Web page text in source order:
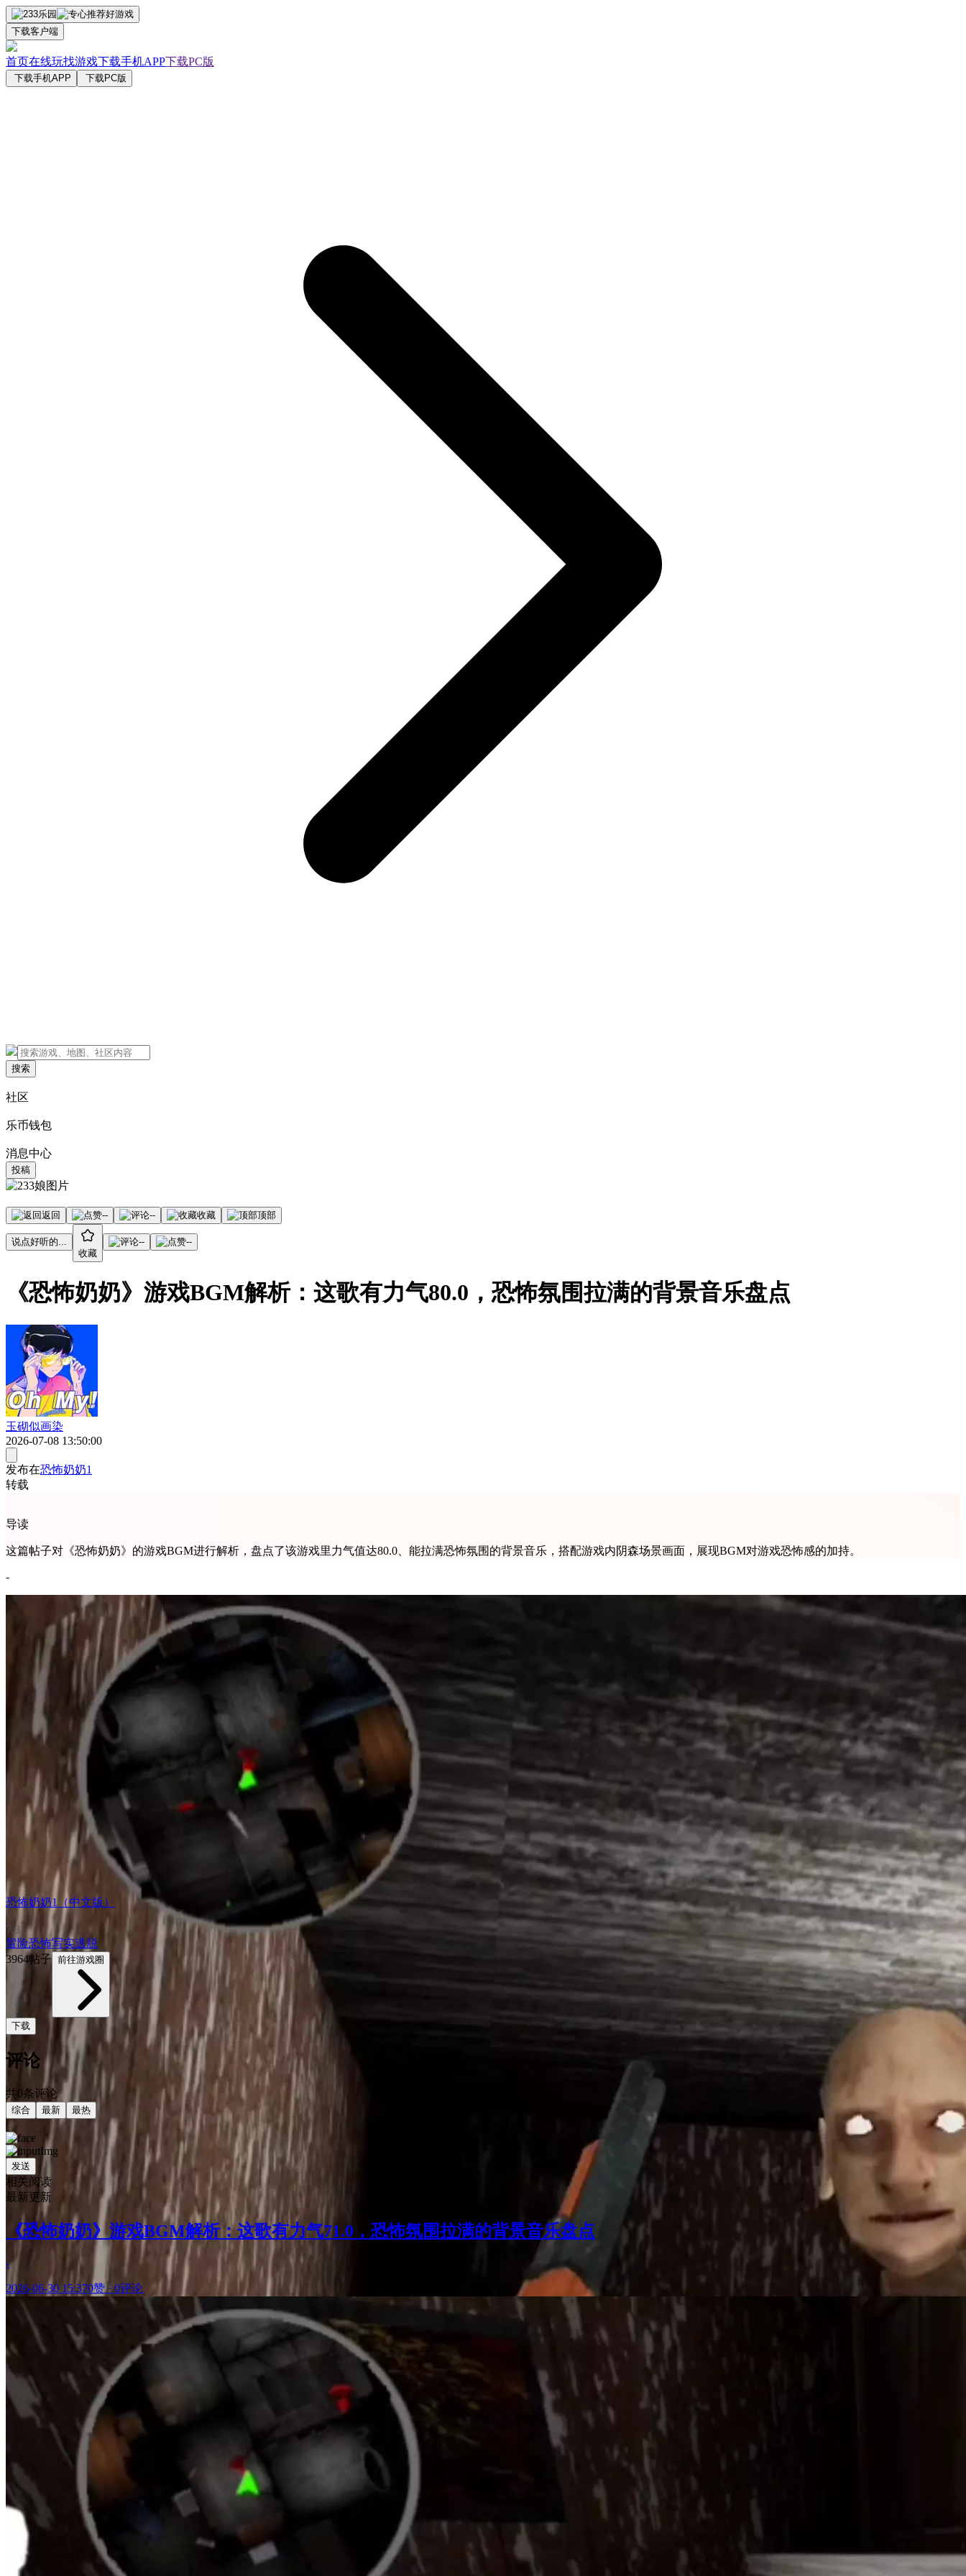
下载客户端
首页在线玩找游戏下载手机APP下载PC版
下载手机APP 下载PC版
搜索
社区
乐币钱包
消息中心
投稿
返回 -- -- 收藏 顶部
说点好听的...
收藏
-- --
《恐怖奶奶》游戏BGM解析：这歌有力气80.0，恐怖氛围拉满的背景音乐盘点
玉砌似画染
2026-07-08 13:50:00
发布在恐怖奶奶1
转载
导读
这篇帖子对《恐怖奶奶》的游戏BGM进行解析，盘点了该游戏里力气值达80.0、能拉满恐怖氛围的背景音乐，搭配游戏内阴森场景画面，展现BGM对游戏恐怖感的加持。
-
恐怖奶奶1（中文版）
7.3
冒险恐怖写实逃脱
3964帖子 前往游戏圈
下载
评论
共0条评论
综合 最新 最热
发送
相关阅读
最新更新
《恐怖奶奶》游戏BGM解析：这歌有力气71.0，恐怖氛围拉满的背景音乐盘点
-
2026-06-30 15:370赞 · 0评论